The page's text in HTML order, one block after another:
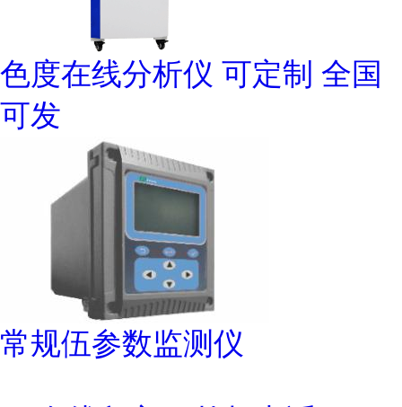
色度在线分析仪 可定制 全国
可发
常规伍参数监测仪